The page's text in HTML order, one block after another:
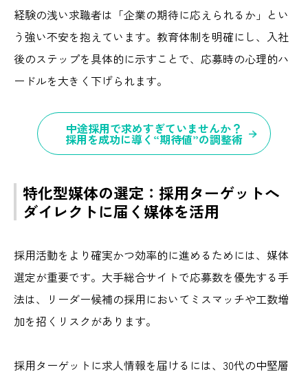
経験の浅い求職者は「企業の期待に応えられるか」とい
う強い不安を抱えています。教育体制を明確にし、入社
後のステップを具体的に示すことで、応募時の心理的ハ
ードルを大きく下げられます。
中途採用で求めすぎていませんか？
採用を成功に導く“期待値”の調整術
特化型媒体の選定：採用ターゲットへ
ダイレクトに届く媒体を活用
採用活動をより確実かつ効率的に進めるためには、媒体
選定が重要です。大手総合サイトで応募数を優先する手
法は、リーダー候補の採用においてミスマッチや工数増
加を招くリスクがあります。
採用ターゲットに求人情報を届けるには、30代の中堅層